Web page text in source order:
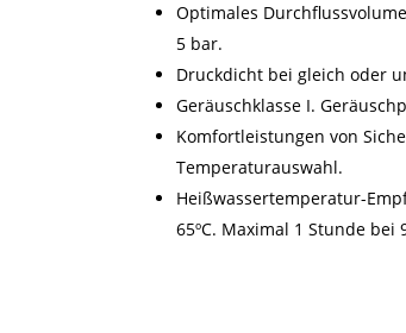
Optimales
5 bar.
Druckdicht bei gleich oder
Geräuschklasse I.
Komfortleistungen von
Temperaturauswahl.
Heißwassertemperatur-
65ºC. Maximal 1 Stunde bei